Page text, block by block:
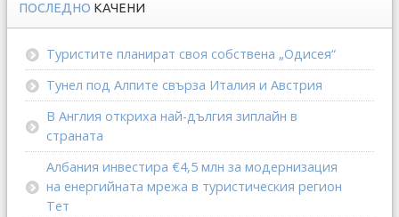
ПОСЛЕДНО КАЧЕНИ
Туристите планират своя собствена „Одисея“
Тунел под Алпите свърза Италия и Австрия
В Англия откриха най-дългия зиплайн в
страната
Албания инвестира €4,5 млн за модернизация
на енергийната мрежа в туристическия регион
Тет